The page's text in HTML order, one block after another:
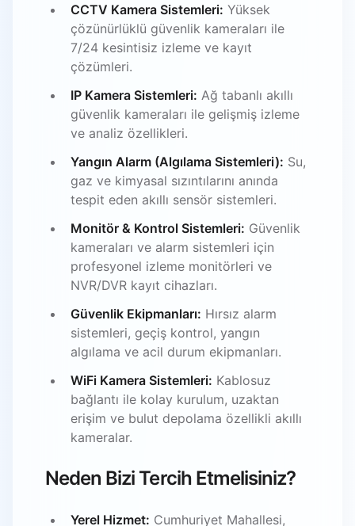
CCTV Kamera Sistemleri: Yüksek
çözünürlüklü güvenlik kameraları ile
7/24 kesintisiz izleme ve kayıt
çözümleri.
IP Kamera Sistemleri: Ağ tabanlı akıllı
güvenlik kameraları ile gelişmiş izleme
ve analiz özellikleri.
Yangın Alarm (Algılama Sistemleri): Su,
gaz ve kimyasal sızıntılarını anında
tespit eden akıllı sensör sistemleri.
Monitör & Kontrol Sistemleri: Güvenlik
kameraları ve alarm sistemleri için
profesyonel izleme monitörleri ve
NVR/DVR kayıt cihazları.
Güvenlik Ekipmanları: Hırsız alarm
sistemleri, geçiş kontrol, yangın
algılama ve acil durum ekipmanları.
WiFi Kamera Sistemleri: Kablosuz
bağlantı ile kolay kurulum, uzaktan
erişim ve bulut depolama özellikli akıllı
kameralar.
Neden Bizi Tercih Etmelisiniz?
Yerel Hizmet: Cumhuriyet Mahallesi,